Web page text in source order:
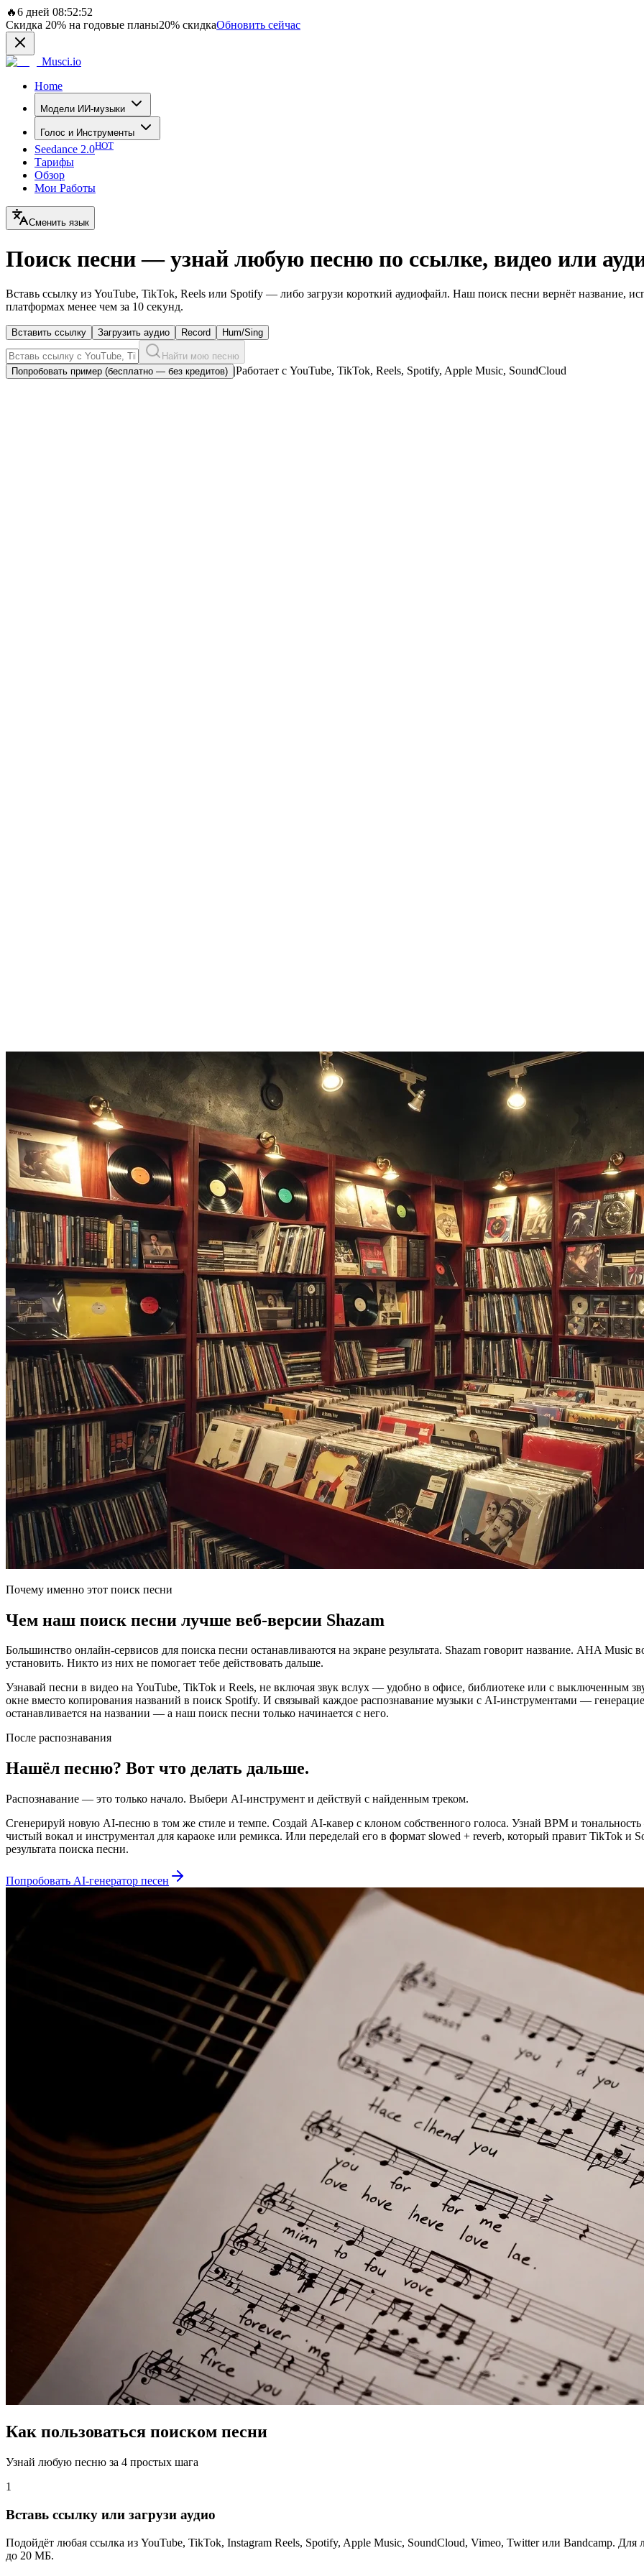
🔥6 дней 08:52:52
Скидка 20% на годовые планы20% скидкаОбновить сейчас
Musci.io
Home
Модели ИИ-музыки
Голос и Инструменты
Seedance 2.0HOT
Тарифы
Обзор
Мои Работы
Сменить язык
Поиск песни — узнай любую песню по ссылке, видео или
Вставь ссылку из YouTube, TikTok, Reels или Spotify — либо загрузи короткий аудиофайл. Наш поиск песни вернёт название,
платформах менее чем за 10 секунд.
Вставить ссылку Загрузить аудио Record Hum/Sing
Найти мою песню
Попробовать пример (бесплатно — без кредитов) |Работает с YouTube, TikTok, Reels, Spotify, Apple Music, SoundCloud
Почему именно этот поиск песни
Чем наш поиск песни лучше веб-версии Shazam
Большинство онлайн-сервисов для поиска песни останавливаются на экране результата. Shazam говорит название. AHA Music
установить. Никто из них не помогает тебе действовать дальше.
Узнавай песни в видео на YouTube, TikTok и Reels, не включая звук вслух — удобно в офисе, библиотеке или с выключенным
окне вместо копирования названий в поиск Spotify. И связывай каждое распознавание музыки с AI-инструментами —
останавливается на названии — а наш поиск песни только начинается с него.
После распознавания
Нашёл песню? Вот что делать дальше.
Распознавание — это только начало. Выбери AI-инструмент и действуй с найденным треком.
Сгенерируй новую AI-песню в том же стиле и темпе. Создай AI-кавер с клоном собственного голоса. Узнай BPM и
чистый вокал и инструментал для караоке или ремикса. Или переделай его в формат slowed + reverb, который правит TikTok
результата поиска песни.
Попробовать AI-генератор песен
Как пользоваться поиском песни
Узнай любую песню за 4 простых шага
1
Вставь ссылку или загрузи аудио
Подойдёт любая ссылка из YouTube, TikTok, Instagram Reels, Spotify, Apple Music, SoundCloud, Vimeo, Twitter или Bandcamp.
до 20 МБ.